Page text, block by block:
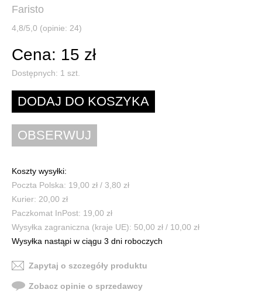
Faristo
4,8/5,0 (opinie: 24)
Cena: 15 zł
Dostępnych: 1 szt.
Koszty wysyłki:
Poczta Polska: 19,00 zł / 3,80 zł
Kurier: 20,00 zł
Paczkomat InPost: 19,00 zł
Wysyłka zagraniczna (kraje UE): 50,00 zł / 10,00 zł
Wysyłka nastąpi w ciągu 3 dni roboczych
Zapytaj o szczegóły produktu
Zobacz opinie o sprzedawcy